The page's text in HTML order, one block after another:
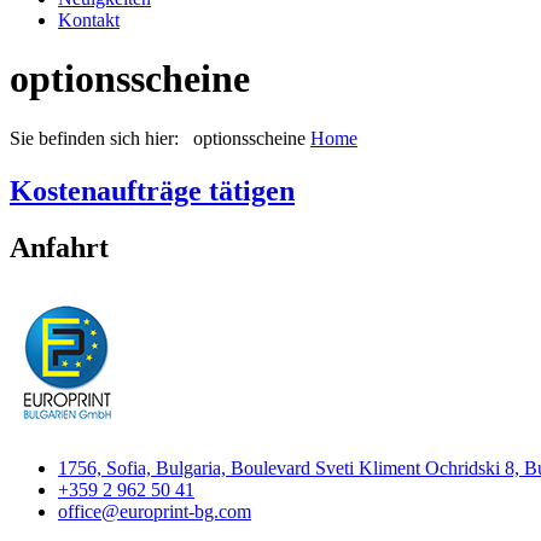
Kontakt
optionsscheine
Sie befinden sich hier: optionsscheine Home
Kostenaufträge tätigen
Anfahrt
1756, Sofia, Bulgaria, Boulevard Sveti Kliment Ochridski 8,
+359 2 962 50 41
office@europrint-bg.com